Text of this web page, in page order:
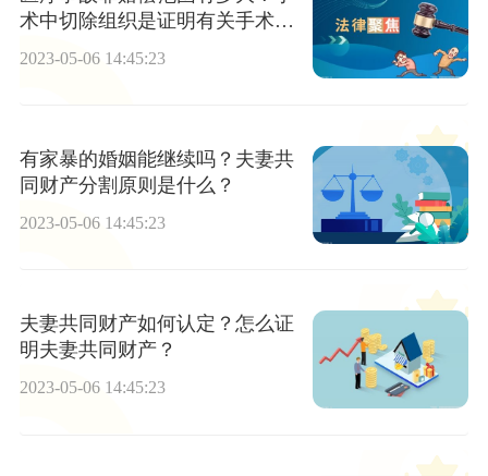
术中切除组织是证明有关手术失
2023-05-06 14:45:23
有家暴的婚姻能继续吗？夫妻共
同财产分割原则是什么？
2023-05-06 14:45:23
夫妻共同财产如何认定？怎么证
明夫妻共同财产？
2023-05-06 14:45:23